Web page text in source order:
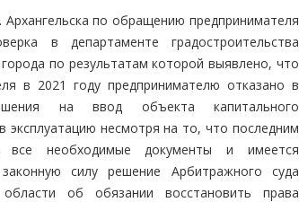
Архангельска по обращению предпринимателя
в департаменте градостроительства
по результатам которой выявлено, что
в 2021 году предпринимателю отказано в
на ввод объекта капитального
эксплуатацию несмотря на то, что последним
все необходимые документы и имеется
силу решение Арбитражного суда
области об обязании восстановить права